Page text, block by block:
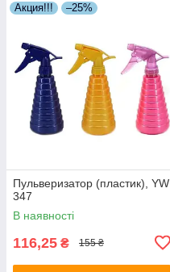
Акция!!! –25%
Пульверизатор (пластик), YW
347
В наявності
116,25 ₴ 155 ₴